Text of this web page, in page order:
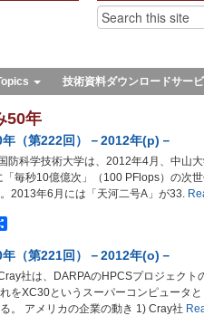
技術資料ダウンロードサー
50年
（第222回）－2012年(p)－
国防科学技術大学は、2012年4月、中山
毎秒10億億次」（100 PFlops）の次
2013年6月には「天河二号A」が33.
共
（第221回）－2012年(o)－
社は、DARPAのHPCSプロジェクト
をXC30というスーパーコンピュータ
。 アメリカの企業の動き 1) Cray社